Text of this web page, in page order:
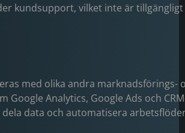
kundsupport, vilket inte är
med olika andra marknadsförings-
Google Analytics, Google Ads och
data och automatisera